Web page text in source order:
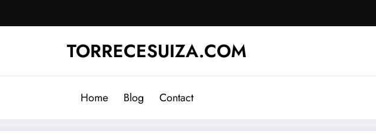
TORRECESUIZA.COM
Home Blog Contact